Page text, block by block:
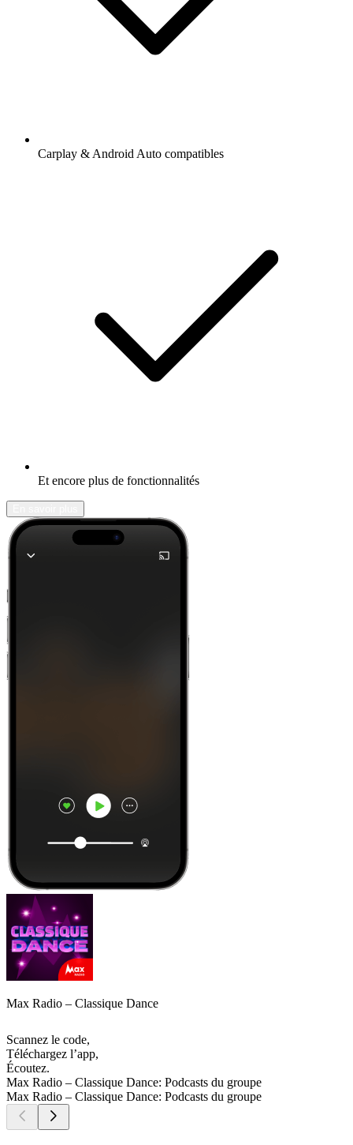
Carplay & Android Auto compatibles
Et encore plus de fonctionnalités
Max Radio – Classique Dance
Scannez le code,
Téléchargez l’app,
Écoutez.
Max Radio – Classique Dance: Podcasts du groupe
Max Radio – Classique Dance: Podcasts du groupe